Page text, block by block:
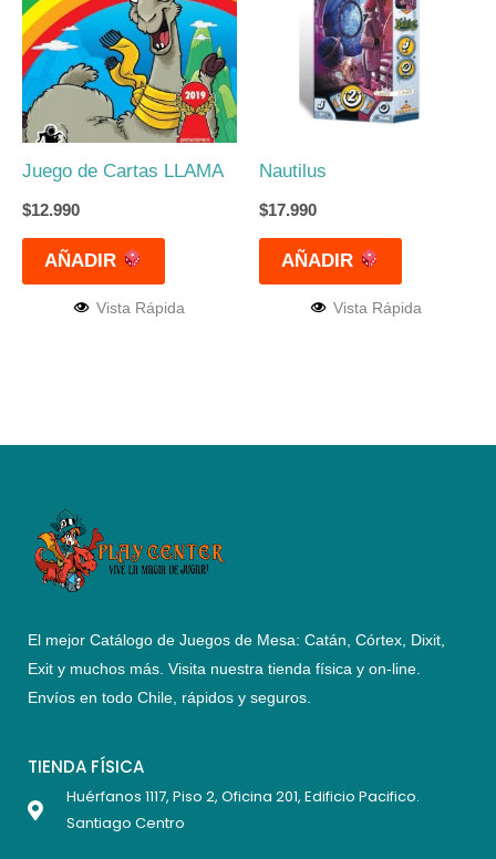
Juego de Cartas LLAMA
$12.990
AÑADIR
Vista Rápida
Nautilus
$17.990
AÑADIR
Vista Rápida
El mejor Catálogo de Juegos de Mesa: Catán, Córtex, Dixit,
Exit y muchos más. Visita nuestra tienda física y on-line.
Envíos en todo Chile, rápidos y seguros.
TIENDA FÍSICA
Huérfanos 1117, Piso 2, Oficina 201, Edificio Pacifico.
Santiago Centro